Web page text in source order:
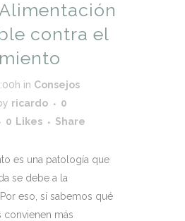
Alimentación
contra el
in Consejos
ricardo
0
0 Likes Share
es una patología que
se debe a la
eso, si sabemos qué
convienen más